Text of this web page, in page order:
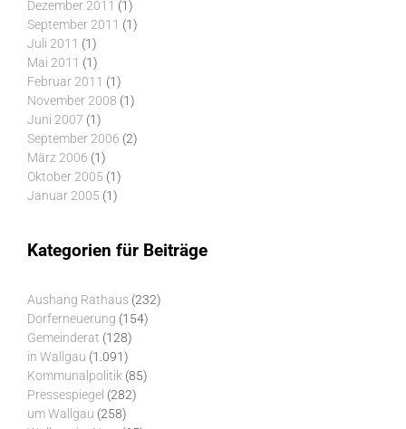
Dezember 2011 (1)
September 2011 (1)
Juli 2011 (1)
Mai 2011 (1)
Februar 2011 (1)
November 2008 (1)
Juni 2007 (1)
September 2006 (2)
März 2006 (1)
Oktober 2005 (1)
Januar 2005 (1)
Kategorien für Beiträge
Aushang Rathaus (232)
Dorferneuerung (154)
Gemeinderat (128)
in Wallgau (1.091)
Kommunalpolitik (85)
Pressespiegel (282)
um Wallgau (258)